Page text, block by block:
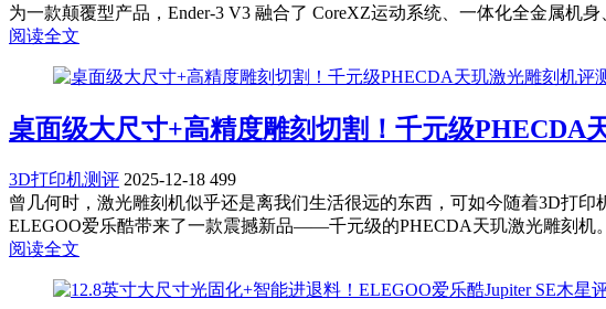
为一款颠覆型产品，Ender-3 V3 融合了 CoreXZ运动系统、一体化全金属机身
阅读全文
桌面级大尺寸+高精度雕刻切割！千元级PHECDA
3D打印机测评 2025-12-18 499
曾几何时，激光雕刻机似乎还是离我们生活很远的东西，可如今随着3D打
ELEGOO爱乐酷带来了一款震撼新品——千元级的PHECDA天玑激光雕刻机
阅读全文